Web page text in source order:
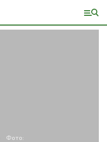
Фото: